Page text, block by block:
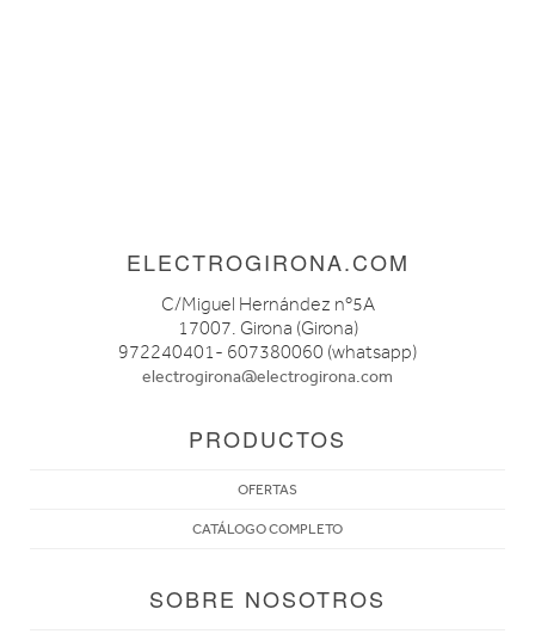
ELECTROGIRONA.COM
C/Miguel Hernández nº5A
17007. Girona (Girona)
972240401- 607380060 (whatsapp)
electrogirona@electrogirona.com
PRODUCTOS
OFERTAS
CATÁLOGO COMPLETO
SOBRE NOSOTROS